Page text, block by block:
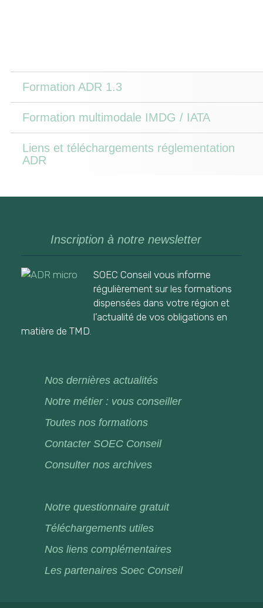
Formation ADR 1.3
Formation multimodale IMDG / IATA
Liens et téléchargements réglementation
ADR
Inscription à notre newsletter
SOEC Conseil vous informe
régulièrement sur les formations
dispensées dans votre région et
l’actualité de vos obligations en
matière de TMD.
Nos dernières actualités
Notre métier : vous conseiller
Toutes nos formations
Contacter SOEC Conseil
Consulter nos archives
Notre questionnaire gratuit
Téléchargements utiles
Nos liens complémentaires
Les partenaires Soec Conseil